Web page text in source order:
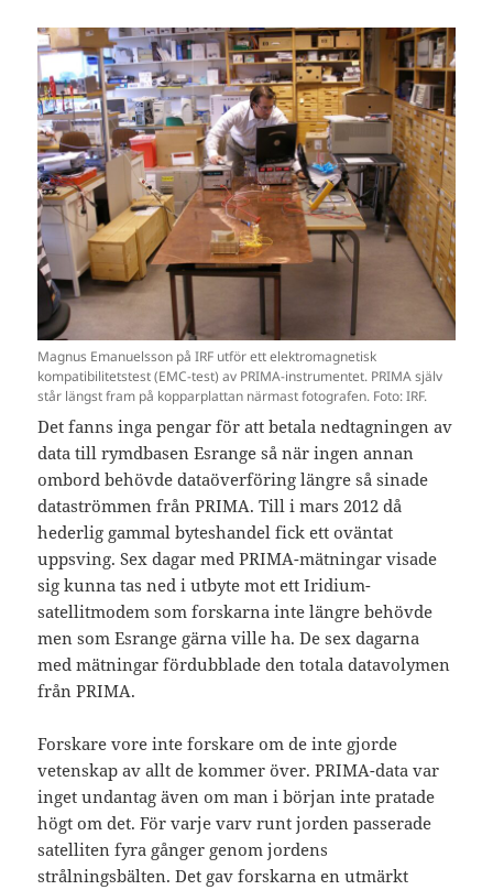
Magnus Emanuelsson på IRF utför ett elektromagnetisk
kompatibilitetstest (EMC-test) av PRIMA-instrumentet. PRIMA själv
står längst fram på kopparplattan närmast fotografen. Foto: IRF.
Det fanns inga pengar för att betala nedtagningen av
data till rymdbasen Esrange så när ingen annan
ombord behövde dataöverföring längre så sinade
dataströmmen från PRIMA. Till i mars 2012 då
hederlig gammal byteshandel fick ett oväntat
uppsving. Sex dagar med PRIMA-mätningar visade
sig kunna tas ned i utbyte mot ett Iridium-
satellitmodem som forskarna inte längre behövde
men som Esrange gärna ville ha. De sex dagarna
med mätningar fördubblade den totala datavolymen
från PRIMA.
Forskare vore inte forskare om de inte gjorde
vetenskap av allt de kommer över. PRIMA-data var
inget undantag även om man i början inte pratade
högt om det. För varje varv runt jorden passerade
satelliten fyra gånger genom jordens
strålningsbälten. Det gav forskarna en utmärkt